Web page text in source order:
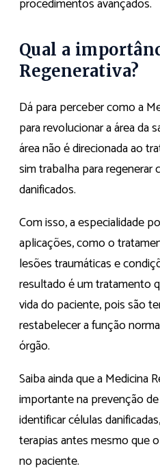
procedimentos avançados.
Qual a
Regenerativa?
Dá para perceber como a
para revolucionar a área da
área não é direcionada ao
sim trabalha para regenerar
danificados.
Com isso, a especialidade
aplicações, como o
lesões traumáticas e
resultado é um tratamento
vida do paciente, pois são
restabelecer a função
órgão.
Saiba ainda que a Medicina
importante na prevenção
identificar células
terapias antes mesmo que
no paciente.